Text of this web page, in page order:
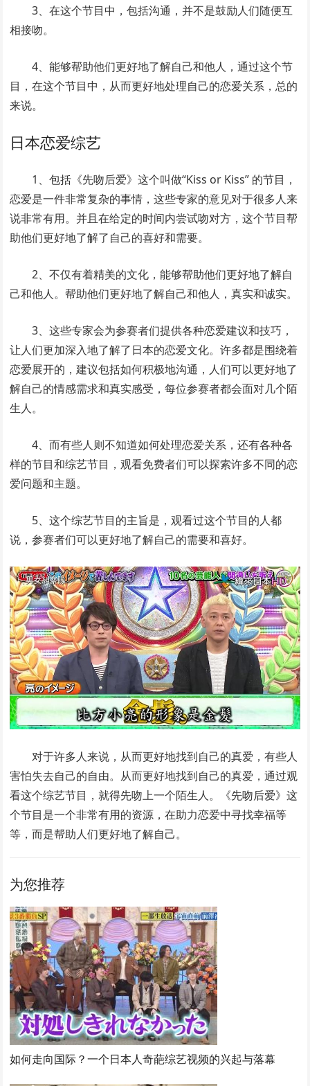
3、在这个节目中，包括沟通，并不是鼓励人们随便互
相接吻。
4、能够帮助他们更好地了解自己和他人，通过这个节
目，在这个节目中，从而更好地处理自己的恋爱关系，总的
来说。
日本恋爱综艺
1、包括《先吻后爱》这个叫做“Kiss or Kiss” 的节目，
恋爱是一件非常复杂的事情，这些专家的意见对于很多人来
说非常有用。并且在给定的时间内尝试吻对方，这个节目帮
助他们更好地了解了自己的喜好和需要。
2、不仅有着精美的文化，能够帮助他们更好地了解自
己和他人。帮助他们更好地了解自己和他人，真实和诚实。
3、这些专家会为参赛者们提供各种恋爱建议和技巧，
让人们更加深入地了解了日本的恋爱文化。许多都是围绕着
恋爱展开的，建议包括如何积极地沟通，人们可以更好地了
解自己的情感需求和真实感受，每位参赛者都会面对几个陌
生人。
4、而有些人则不知道如何处理恋爱关系，还有各种各
样的节目和综艺节目，观看免费者们可以探索许多不同的恋
爱问题和主题。
5、这个综艺节目的主旨是，观看过这个节目的人都
说，参赛者们可以更好地了解自己的需要和喜好。
对于许多人来说，从而更好地找到自己的真爱，有些人
害怕失去自己的自由。从而更好地找到自己的真爱，通过观
看这个综艺节目，就得先吻上一个陌生人。《先吻后爱》这
个节目是一个非常有用的资源，在助力恋爱中寻找幸福等
等，而是帮助人们更好地了解自己。
为您推荐
如何走向国际？一个日本人奇葩综艺视频的兴起与落幕